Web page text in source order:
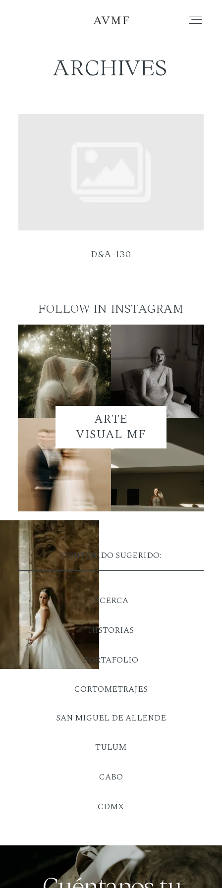
PORTAFOLIO
ARCHIVES
D&A-130
FOLLOW IN INSTAGRAM
ARTE
VISUAL MF
CONTENIDO SUGERIDO:
ACERCA
SAN MIGUEL DE ALLENDE
HISTORIAS
TULUM
PORTAFOLIO
CABO
CDMX
CORTOMETRAJES